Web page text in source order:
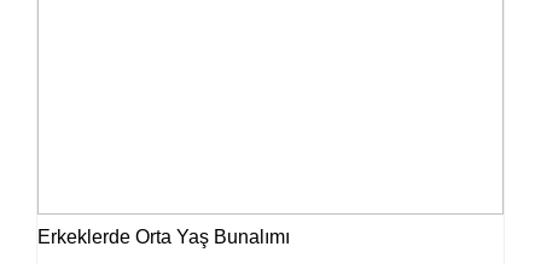
Erkeklerde Orta Yaş Bunalımı